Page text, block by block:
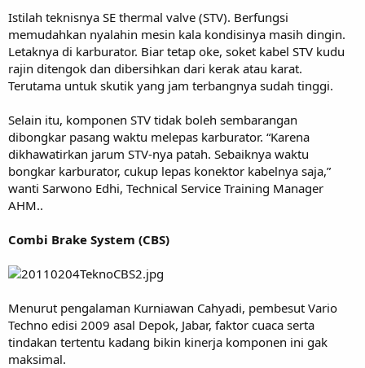
Istilah teknisnya SE thermal valve (STV). Berfungsi
memudahkan nyalahin mesin kala kondisinya masih dingin.
Letaknya di karburator. Biar tetap oke, soket kabel STV kudu
rajin ditengok dan dibersihkan dari kerak atau karat.
Terutama untuk skutik yang jam terbangnya sudah tinggi.
Selain itu, komponen STV tidak boleh sembarangan
dibongkar pasang waktu melepas karburator. “Karena
dikhawatirkan jarum STV-nya patah. Sebaiknya waktu
bongkar karburator, cukup lepas konektor kabelnya saja,”
wanti Sarwono Edhi, Technical Service Training Manager
AHM..
Combi Brake System (CBS)
Menurut pengalaman Kurniawan Cahyadi, pembesut Vario
Techno edisi 2009 asal Depok, Jabar, faktor cuaca serta
tindakan tertentu kadang bikin kinerja komponen ini gak
maksimal.